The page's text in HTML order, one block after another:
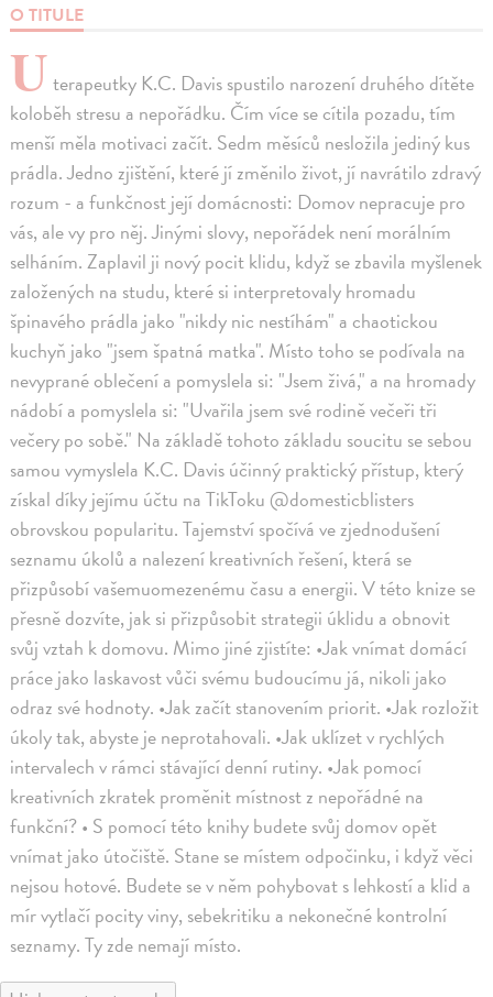
O TITULE
Uterapeutky K.C. Davis spustilo narození druhého dítěte
koloběh stresu a nepořádku. Čím více se cítila pozadu, tím
menší měla motivaci začít. Sedm měsíců nesložila jediný kus
prádla. Jedno zjištění, které jí změnilo život, jí navrátilo zdravý
rozum - a funkčnost její domácnosti: Domov nepracuje pro
vás, ale vy pro něj. Jinými slovy, nepořádek není morálním
selháním. Zaplavil ji nový pocit klidu, když se zbavila myšlenek
založených na studu, které si interpretovaly hromadu
špinavého prádla jako "nikdy nic nestíhám" a chaotickou
kuchyň jako "jsem špatná matka". Místo toho se podívala na
nevyprané oblečení a pomyslela si: "Jsem živá," a na hromady
nádobí a pomyslela si: "Uvařila jsem své rodině večeři tři
večery po sobě." Na základě tohoto základu soucitu se sebou
samou vymyslela K.C. Davis účinný praktický přístup, který
získal díky jejímu účtu na TikToku @domesticblisters
obrovskou popularitu. Tajemství spočívá ve zjednodušení
seznamu úkolů a nalezení kreativních řešení, která se
přizpůsobí vašemuomezenému času a energii. V této knize se
přesně dozvíte, jak si přizpůsobit strategii úklidu a obnovit
svůj vztah k domovu. Mimo jiné zjistíte: •Jak vnímat domácí
práce jako laskavost vůči svému budoucímu já, nikoli jako
odraz své hodnoty. •Jak začít stanovením priorit. •Jak rozložit
úkoly tak, abyste je neprotahovali. •Jak uklízet v rychlých
intervalech v rámci stávající denní rutiny. •Jak pomocí
kreativních zkratek proměnit místnost z nepořádné na
funkční? • S pomocí této knihy budete svůj domov opět
vnímat jako útočiště. Stane se místem odpočinku, i když věci
nejsou hotové. Budete se v něm pohybovat s lehkostí a klid a
mír vytlačí pocity viny, sebekritiku a nekonečné kontrolní
seznamy. Ty zde nemají místo.